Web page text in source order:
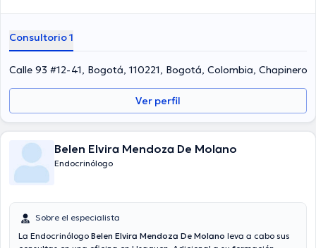
Consultorio 1
Calle 93 #12-41, Bogotá, 110221, Bogotá, Colombia, Chapinero
Ver perfil
Belen Elvira Mendoza De Molano
Endocrinólogo
Sobre el especialista
La Endocrinólogo Belen Elvira Mendoza De Molano leva a cabo sus